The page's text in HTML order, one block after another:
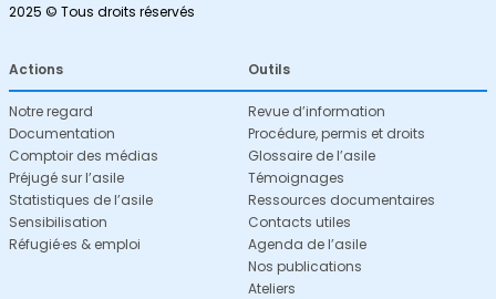
2025 © Tous droits réservés
Actions
Notre regard
Documentation
Comptoir des médias
Préjugé sur l’asile
Statistiques de l’asile
Sensibilisation
Réfugié·es & emploi
Outils
Revue d’information
Procédure, permis et droits
Glossaire de l’asile
Témoignages
Ressources documentaires
Contacts utiles
Agenda de l’asile
Nos publications
Ateliers